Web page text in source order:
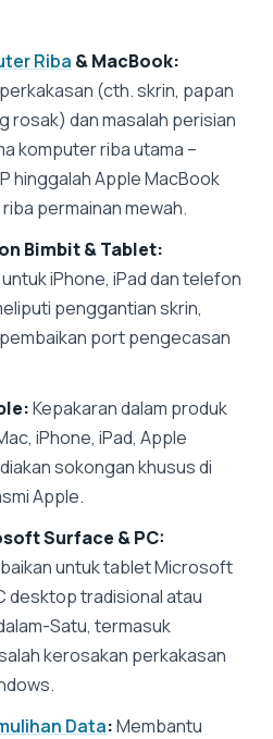
Riba & MacBook:
(cth. skrin, papan
rosak) dan masalah perisian
komputer riba utama –
hinggalah Apple MacBook
permainan mewah.
Bimbit & Tablet:
iPhone, iPad dan telefon
penggantian skrin,
port pengecasan
Kepakaran dalam produk
iPhone, iPad, Apple
sokongan khusus di
Apple.
Surface & PC:
untuk tablet Microsoft
desktop tradisional atau
Satu, termasuk
kerosakan perkakasan
Data:Membantu